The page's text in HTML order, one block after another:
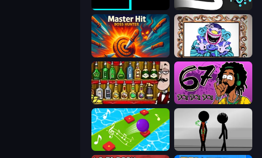
Scary Maze Geometry: Open World
Master Hit: Boss Hunter Exhibit of Sorrows
Bartender The Right Mix 67 Doi Doi
Color Music Hop Ball Games Stick Figure Penalty 2